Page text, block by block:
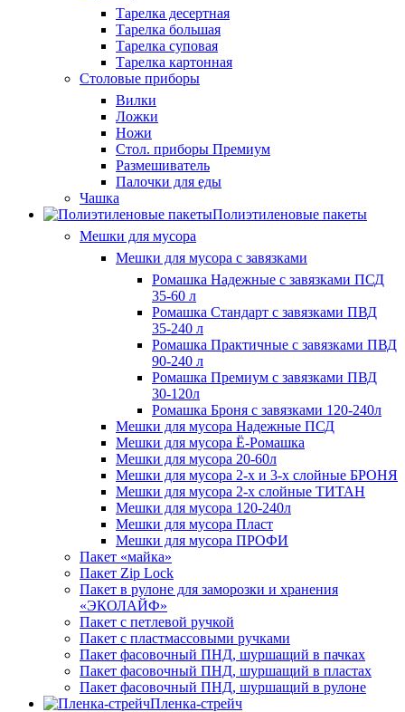
Тарелка десертная
Тарелка большая
Тарелка суповая
Тарелка картонная
Столовые приборы
Вилки
Ложки
Ножи
Стол. приборы Премиум
Размешиватель
Палочки для еды
Чашка
Полиэтиленовые пакеты
Мешки для мусора
Мешки для мусора с завязками
Ромашка Надежные с завязками ПСД
35-60 л
Ромашка Стандарт с завязками ПВД
35-240 л
Ромашка Практичные с завязками ПВД
90-240 л
Ромашка Премиум с завязками ПВД
30-120л
Ромашка Броня с завязками 120-240л
Мешки для мусора Надежные ПСД
Мешки для мусора Ё-Ромашка
Мешки для мусора 20-60л
Мешки для мусора 2-х и 3-х слойные БРОНЯ
Мешки для мусора 2-х слойные ТИТАН
Мешки для мусора 120-240л
Мешки для мусора Пласт
Мешки для мусора ПРОФИ
Пакет «майка»
Пакет Zip Lock
Пакет в рулоне для заморозки и хранения
«ЭКОЛАЙФ»
Пакет с петлевой ручкой
Пакет с пластмассовыми ручками
Пакет фасовочный ПНД, шуршащий в пачках
Пакет фасовочный ПНД, шуршащий в пластах
Пакет фасовочный ПНД, шуршащий в рулоне
Пленка-стрейч